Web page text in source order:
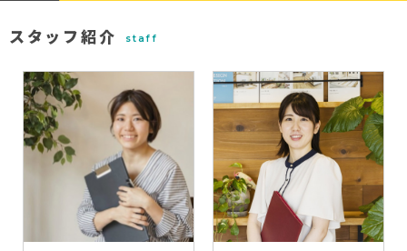
スタッフ紹介 staff